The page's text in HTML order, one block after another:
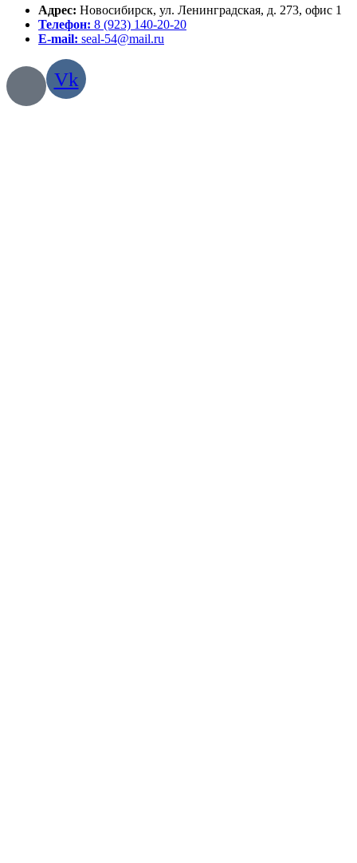
Адрес: Новосибирск, ул. Ленинградская, д. 273, офис 1
Телефон: 8 (923) 140-20-20
E-mail: seal-54@mail.ru
Vk